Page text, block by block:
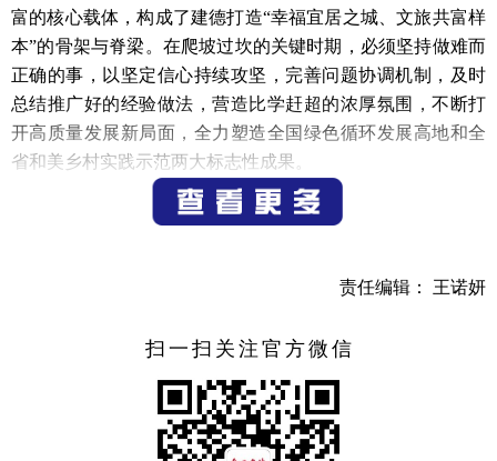
富的核心载体，构成了建德打造“幸福宜居之城、文旅共富样
本”的骨架与脊梁。在爬坡过坎的关键时期，必须坚持做难而
正确的事，以坚定信心持续攻坚，完善问题协调机制，及时
总结推广好的经验做法，营造比学赶超的浓厚氛围，不断打
开高质量发展新局面，全力塑造全国绿色循环发展高地和全
省和美乡村实践示范两大标志性成果。
王新锋强调，要持续完善项目清单化管理机制，注重在
分领域的标志性成果。要兼顾全面、突出重点，以重大项目
进乡村人口向城市集聚，切实提升县城首位度。要处理好平
台、属地与部门之间的关系，完善各司其职、高效配合的联
动机制，提高工作效率，增强拼抢意识，压实属地责任，完
善激励机制，确保工作有始有终，形成强大的工作合力。要
责任编辑： 王诺妍
扫一扫关注官方微信